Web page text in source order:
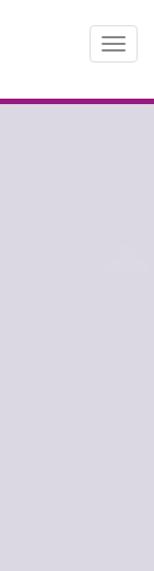
切
换